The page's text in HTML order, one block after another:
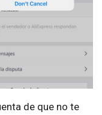
de que no te